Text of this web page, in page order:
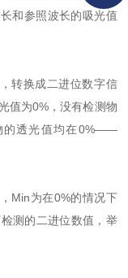
和参照波长的吸光值
转换成二进位数字信
值为0%，没有检测物
的透光值均在0%——
Min为在0%的情况下
测的二进位数值，举